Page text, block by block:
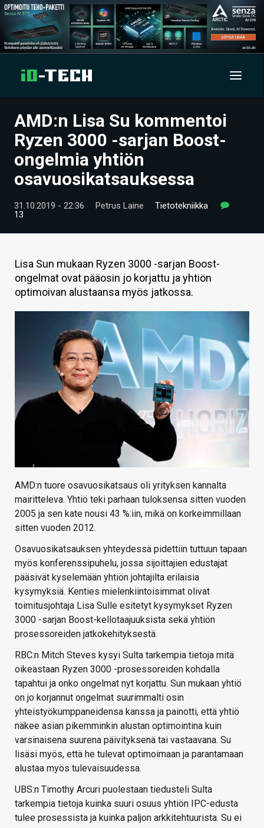
UUTISET
ARTIKKELIT
VIDEOT
TECHBBS
KAUPPA
AMD:n Lisa Su kommentoi
Ryzen 3000 -sarjan Boost-
ongelmia yhtiön
osavuosikatsauksessa
31.10.2019 - 22:36 Petrus Laine
Tietotekniikka
13
Lisa Sun mukaan Ryzen 3000 -sarjan Boost-
ongelmat ovat pääosin jo korjattu ja yhtiön
optimoivan alustaansa myös jatkossa.
AMD:n tuore osavuosikatsaus oli yrityksen kannalta
mairitteleva. Yhtiö teki parhaan tuloksensa sitten vuoden
2005 ja sen kate nousi 43 %:iin, mikä on korkeimmillaan
sitten vuoden 2012.
Osavuosikatsauksen yhteydessä pidettiin tuttuun tapaan
myös konferenssipuhelu, jossa sijoittajien edustajat
pääsivät kyselemään yhtiön johtajilta erilaisia
kysymyksiä. Kenties mielenkiintoisimmat olivat
toimitusjohtaja Lisa Sulle esitetyt kysymykset Ryzen
3000 -sarjan Boost-kellotaajuuksista sekä yhtiön
prosessoreiden jatkokehityksestä.
RBC:n Mitch Steves kysyi Sulta tarkempia tietoja mitä
oikeastaan Ryzen 3000 -prosessoreiden kohdalla
tapahtui ja onko ongelmat nyt korjattu. Sun mukaan yhtiö
on jo korjannut ongelmat suurimmalti osin
yhteistyökumppaneidensa kanssa ja painotti, että yhtiö
näkee asian pikemminkin alustan optimointina kuin
varsinaisena suurena päivityksenä tai vastaavana. Su
lisäsi myös, että he tulevat optimoimaan ja parantamaan
alustaa myös tulevaisuudessa.
UBS:n Timothy Arcuri puolestaan tiedusteli Sulta
tarkempia tietoja kuinka suuri osuus yhtiön IPC-edusta
tulee prosessista ja kuinka paljon arkkitehtuurista. Su ei